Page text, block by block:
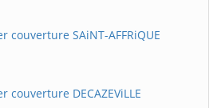
couverture SAiNT-AFFRiQUE
couverture DECAZEViLLE